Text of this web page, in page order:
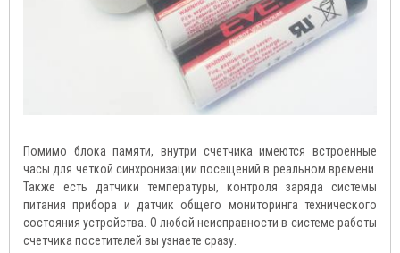
Помимо блока памяти, внутри счетчика имеются встроенные
часы для четкой синхронизации посещений в реальном времени.
Также есть датчики температуры, контроля заряда системы
питания прибора и датчик общего мониторинга технического
состояния устройства. О любой неисправности в системе работы
счетчика посетителей вы узнаете сразу.